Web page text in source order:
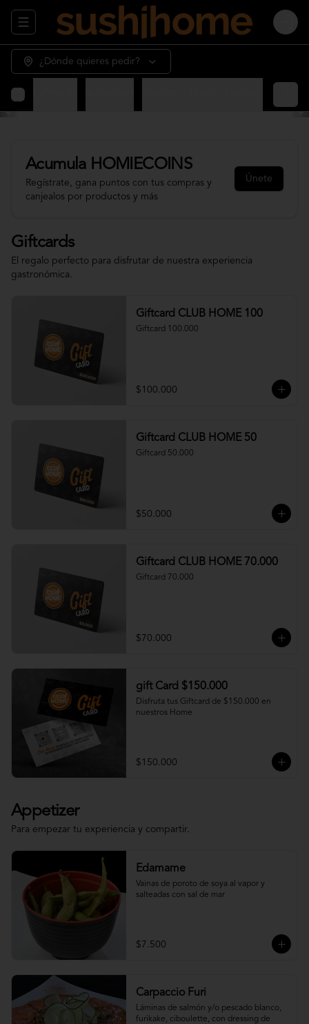
Abrir menu de navegación Login
¿Dónde quieres pedir?
Acumula HOMIECOINS
Regístrate, gana puntos con tus compras y
canjealos por productos y más
Únete
Giftcards
El regalo perfecto para disfrutar de nuestra experiencia
gastronómica.
Giftcard CLUB HOME 100
Giftcard 100.000
$100.000
Giftcard CLUB HOME 50
Giftcard 50.000
$50.000
Giftcard CLUB HOME 70.000
Giftcard 70.000
$70.000
gift Card $150.000
Disfruta tus Giftcard de $150.000 en
nuestros Home
$150.000
Appetizer
Para empezar tu experiencia y compartir.
Edamame
Vainas de poroto de soya al vapor y
salteadas con sal de mar
$7.500
Carpaccio Furi
Láminas de salmón y/o pescado blanco,
furikake, ciboulette, con dressing de